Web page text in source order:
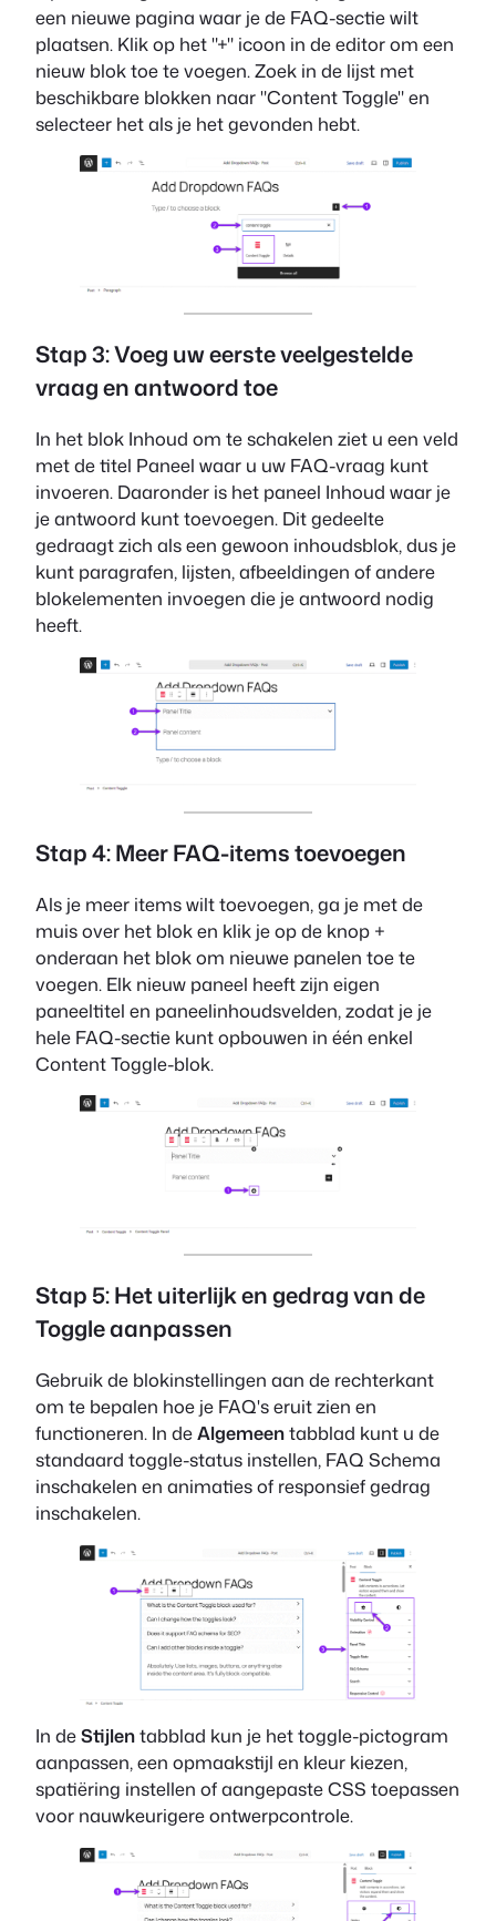
een nieuwe pagina waar je de FAQ-sectie wilt
plaatsen. Klik op het "+" icoon in de editor om een
nieuw blok toe te voegen. Zoek in de lijst met
beschikbare blokken naar "Content Toggle" en
selecteer het als je het gevonden hebt.
Stap 3: Voeg uw eerste veelgestelde
vraag en antwoord toe
In het blok Inhoud om te schakelen ziet u een veld
met de titel Paneel waar u uw FAQ-vraag kunt
invoeren. Daaronder is het paneel Inhoud waar je
je antwoord kunt toevoegen. Dit gedeelte
gedraagt zich als een gewoon inhoudsblok, dus je
kunt paragrafen, lijsten, afbeeldingen of andere
blokelementen invoegen die je antwoord nodig
heeft.
Stap 4: Meer FAQ-items toevoegen
Als je meer items wilt toevoegen, ga je met de
muis over het blok en klik je op de knop +
onderaan het blok om nieuwe panelen toe te
voegen. Elk nieuw paneel heeft zijn eigen
paneeltitel en paneelinhoudsvelden, zodat je je
hele FAQ-sectie kunt opbouwen in één enkel
Content Toggle-blok.
Stap 5: Het uiterlijk en gedrag van de
Toggle aanpassen
Gebruik de blokinstellingen aan de rechterkant
om te bepalen hoe je FAQ's eruit zien en
functioneren. In deAlgemeentabblad kunt u de
standaard toggle-status instellen, FAQ Schema
inschakelen en animaties of responsief gedrag
inschakelen.
In deStijlentabblad kun je het toggle-pictogram
aanpassen, een opmaakstijl en kleur kiezen,
spatiëring instellen of aangepaste CSS toepassen
voor nauwkeurigere ontwerpcontrole.